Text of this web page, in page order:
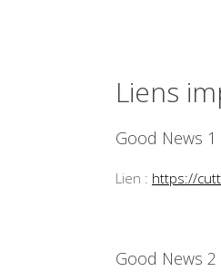
Liens
Good News
Lien : https://
Good News